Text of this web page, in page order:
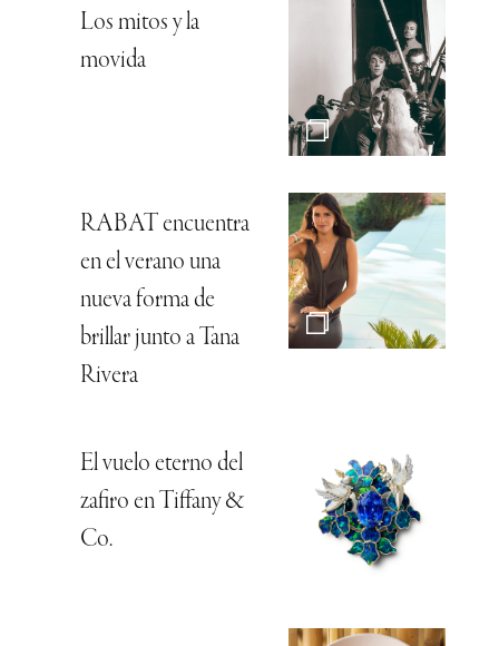
Los mitos y la
movida
RABAT encuentra
en el verano una
nueva forma de
brillar junto a Tana
Rivera
El vuelo eterno del
zafiro en Tiffany &
Co.